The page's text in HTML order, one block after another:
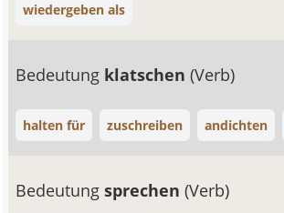
wiedergeben als
Bedeutung klatschen(Verb)
halten für zuschreiben andichten
Bedeutungsprechen(Verb)